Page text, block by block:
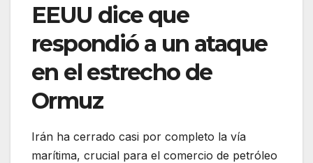
EEUU dice que
respondió a un ataque
en el estrecho de
Ormuz
Irán ha cerrado casi por completo la vía
marítima, crucial para el comercio de petróleo